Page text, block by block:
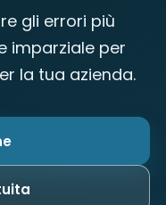
gli errori più
imparziale per
la tua azienda.